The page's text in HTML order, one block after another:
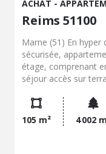
ACHAT -
Reims 51100
Marne (51) En hyper
sécurisée,
étage, comprenant
séjour accès sur
de bains, 3
garage double en
Rafraîchissement et
000 € honoraires
105 m² 4 002